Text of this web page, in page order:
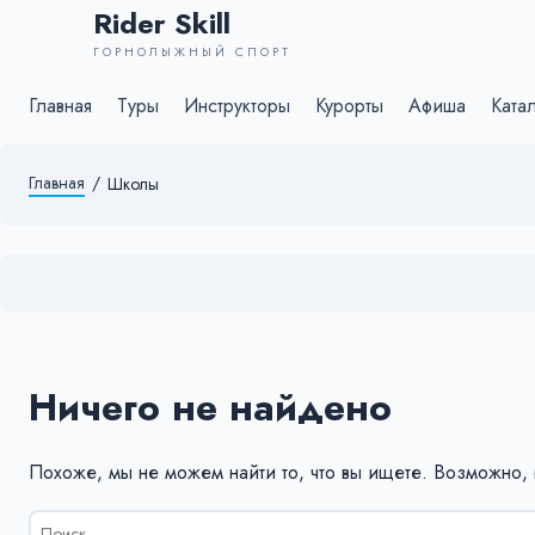
Rider Skill
ГОРНОЛЫЖНЫЙ СПОРТ
Главная Туры Инструкторы Курорты Афиша
Главная / Школы
Ничего не найдено
Похоже, мы не можем найти то, что вы ищете. Возможно,
Результаты